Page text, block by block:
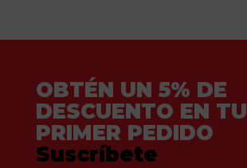
OBTÉN UN 5% DE
DESCUENTO EN TU
PRIMER PEDIDO
Suscríbete